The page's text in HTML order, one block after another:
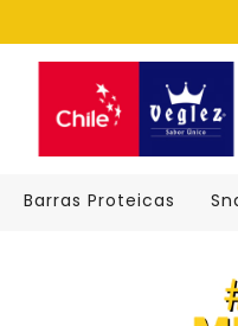
Barras Proteicas